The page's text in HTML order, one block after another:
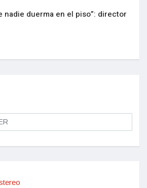
nadie duerma en el piso”: director